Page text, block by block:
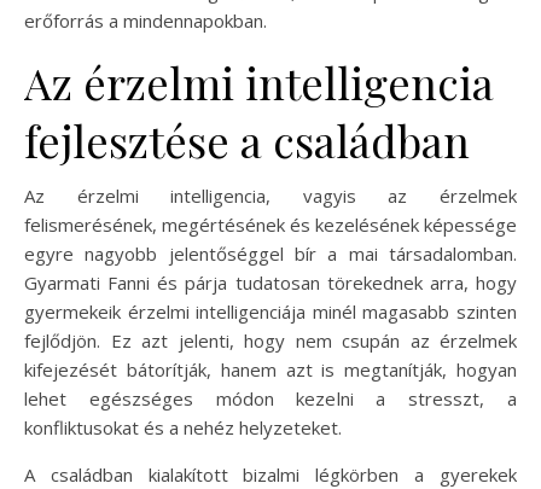
erőforrás a mindennapokban.
Az érzelmi intelligencia
fejlesztése a családban
Az érzelmi intelligencia, vagyis az érzelmek
felismerésének, megértésének és kezelésének képessége
egyre nagyobb jelentőséggel bír a mai társadalomban.
Gyarmati Fanni és párja tudatosan törekednek arra, hogy
gyermekeik érzelmi intelligenciája minél magasabb szinten
fejlődjön. Ez azt jelenti, hogy nem csupán az érzelmek
kifejezését bátorítják, hanem azt is megtanítják, hogyan
lehet egészséges módon kezelni a stresszt, a
konfliktusokat és a nehéz helyzeteket.
A családban kialakított bizalmi légkörben a gyerekek